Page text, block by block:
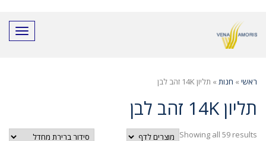
אינטרנט,
תפריט
ראשי » חנות » תליון 14K זהב לבן
תליון 14K זהב לבן
Showing all 59 results